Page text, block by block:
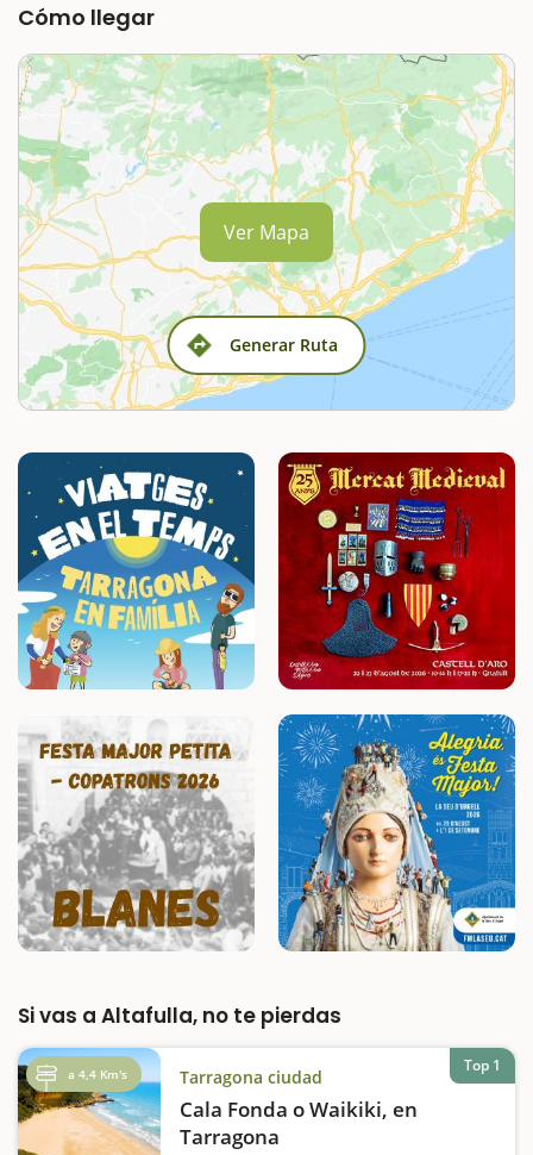
Cómo llegar
Generar Ruta
Ver Mapa
Si vas a Altafulla, no te pierdas
a 4,4 Km's Tarragona ciudad
Cala Fonda o Waikiki, en
Tarragona
Top 1